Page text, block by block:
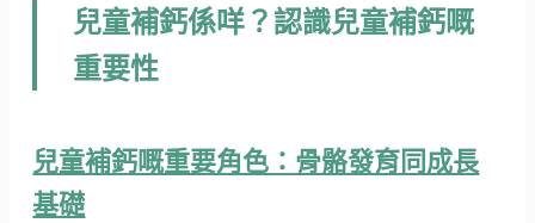
兒童補鈣係咩？認識兒童補鈣嘅
重要性
兒童補鈣嘅重要角色：骨骼發育同成長
基礎